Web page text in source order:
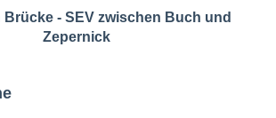
Brücke - SEV zwischen Buch und
Zepernick